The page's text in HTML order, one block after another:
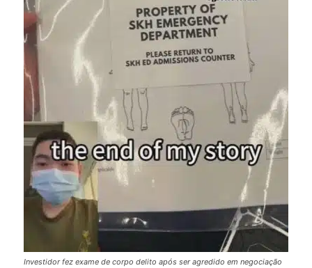
Investidor fez exame de corpo delito após ser agredido em negociação